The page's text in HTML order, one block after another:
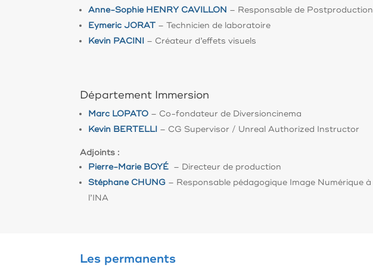
Anne-Sophie HENRY CAVILLON – Responsable de Postproduction
Eymeric JORAT – Technicien de laboratoire
Kevin PACINI – Créateur d’effets visuels
Département Immersion
Marc LOPATO – Co-fondateur de Diversioncinema
Kevin BERTELLI – CG Supervisor / Unreal Authorized Instructor
Adjoints :
Pierre-Marie BOYÉ – Directeur de production
Stéphane CHUNG – Responsable pédagogique Image Numérique à
l’INA
Les permanents